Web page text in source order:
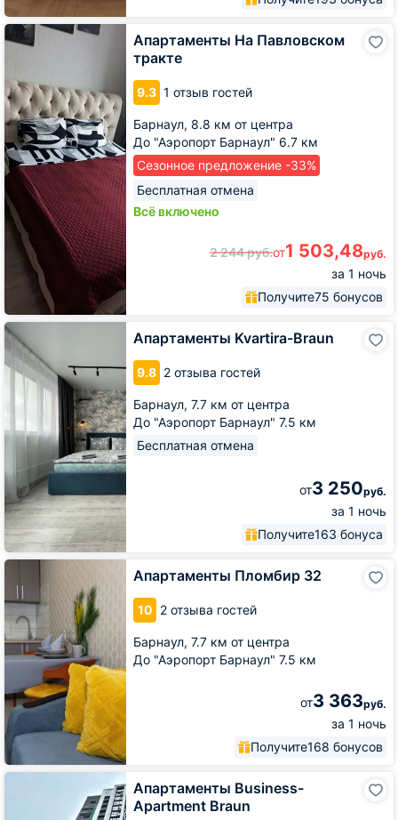
Апартаменты На Павловском
тракте
9.3 1 отзыв гостей
Барнаул, 8.8 км от центра
До "Аэропорт Барнаул" 6.7 км
Сезонное предложение -33%
Бесплатная отмена
Всё включено
2 244руб.от1 503,48руб.
за 1 ночь
Получите75 бонусов
Апартаменты
На
тракте
Апартаменты Kvartira-Braun
9.8 2 отзыва гостей
Барнаул, 7.7 км от центра
До "Аэропорт Барнаул" 7.5 км
Бесплатная отмена
от3 250руб.
за 1 ночь
Получите163 бонуса
Апартаменты
Kvartira-
Braun
Апартаменты Пломбир 32
10 2 отзыва гостей
Барнаул, 7.7 км от центра
До "Аэропорт Барнаул" 7.5 км
от3 363руб.
за 1 ночь
Получите168 бонусов
Апартаменты
Пломбир
32
Апартаменты Business-
Apartment Braun
Апартаменты